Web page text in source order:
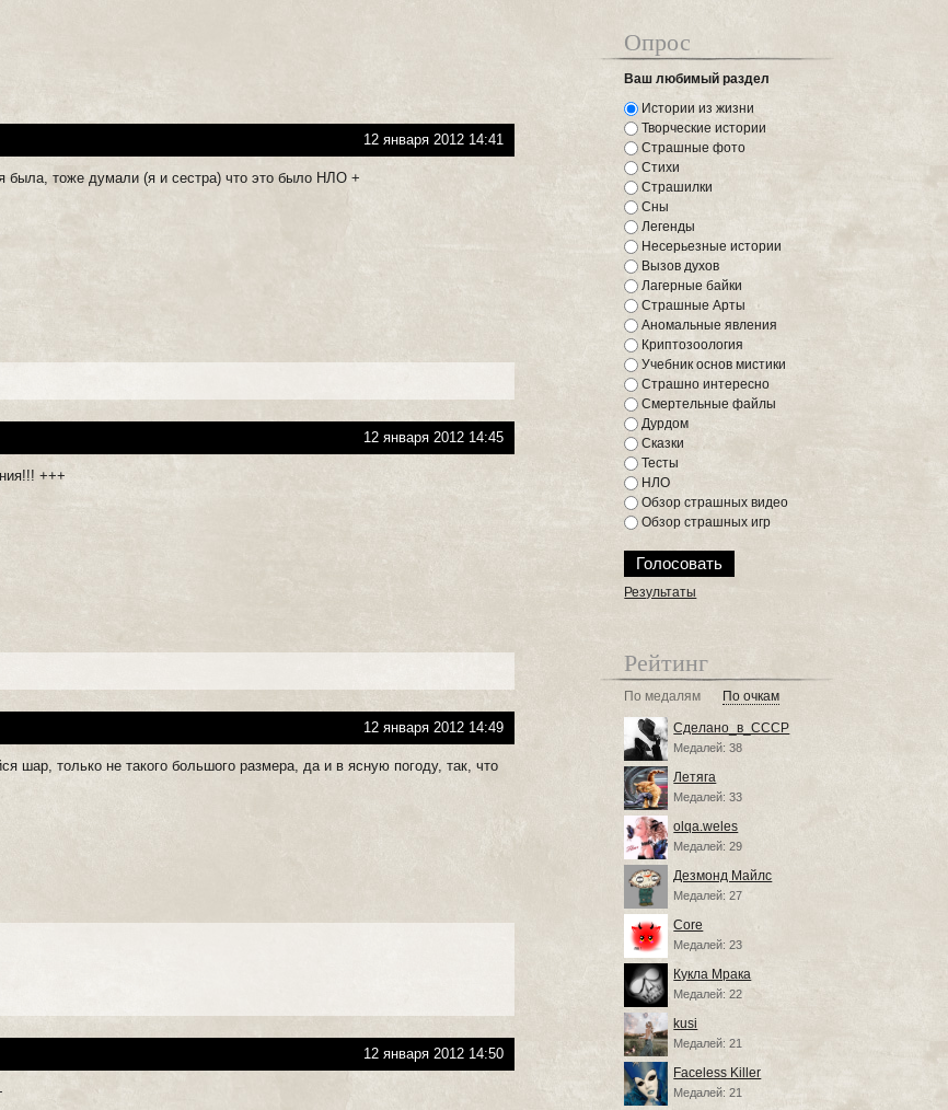
12 января 2012 14:41
была, тоже думали (я и сестра) что это было НЛО +
12 января 2012 14:45
+++
12 января 2012 14:49
шар, только не такого большого размера, да и в ясную погоду, так, что
12 января 2012 14:50
Опрос
Ваш любимый раздел
Истории из жизни
Творческие истории
Страшные фото
Стихи
Страшилки
Сны
Легенды
Несерьезные истории
Вызов духов
Лагерные байки
Страшные Арты
Аномальные явления
Криптозоология
Учебник основ мистики
Страшно интересно
Смертельные файлы
Дурдом
Сказки
Тесты
НЛО
Обзор страшных видео
Обзор страшных игр
Результаты
Рейтинг
По медалям По очкам
Сделано_в_СССР
Медалей: 38
Летяга
Медалей: 33
olqa.weles
Медалей: 29
Дезмонд Майлс
Медалей: 27
Core
Медалей: 23
Кукла Мрака
Медалей: 22
kusi
Медалей: 21
Faceless Killer
Медалей: 21